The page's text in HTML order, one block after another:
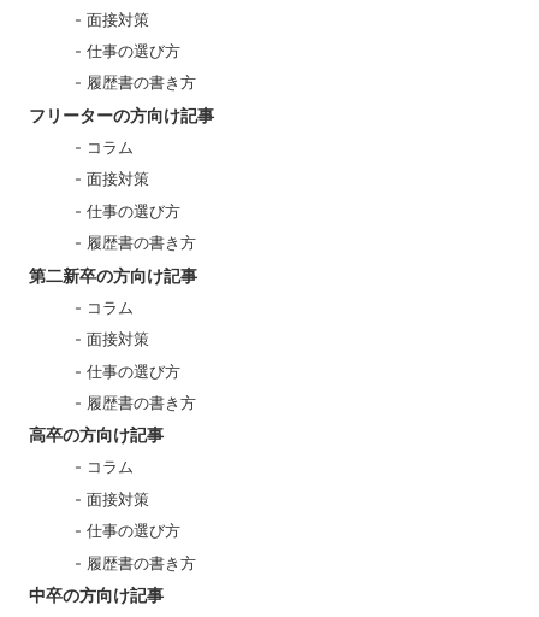
面接対策
仕事の選び方
履歴書の書き方
フリーターの方向け記事
コラム
面接対策
仕事の選び方
履歴書の書き方
第二新卒の方向け記事
コラム
面接対策
仕事の選び方
履歴書の書き方
高卒の方向け記事
コラム
面接対策
仕事の選び方
履歴書の書き方
中卒の方向け記事